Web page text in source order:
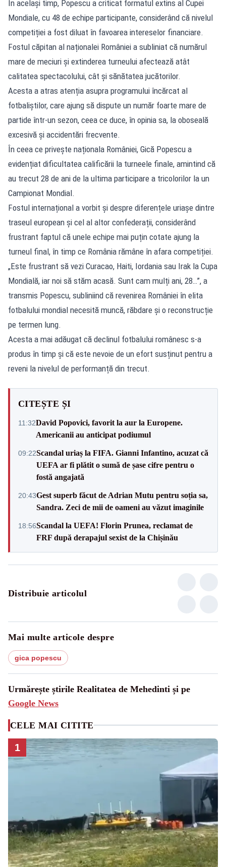
În același timp, Popescu a criticat formatul extins al Cupei
Mondiale, cu 48 de echipe participante, considerând că nivelul
competiției a fost diluat în favoarea intereselor financiare.
Fostul căpitan al naționalei României a subliniat că numărul
mare de meciuri și extinderea turneului afectează atât
calitatea spectacolului, cât și sănătatea jucătorilor.
Acesta a atras atenția asupra programului încărcat al
fotbaliștilor, care ajung să dispute un număr foarte mare de
partide într-un sezon, ceea ce duce, în opinia sa, la oboseală
excesivă și accidentări frecvente.
În ceea ce privește naționala României, Gică Popescu a
evidențiat dificultatea calificării la turneele finale, amintind că
au trecut 28 de ani de la ultima participare a tricolorilor la un
Campionat Mondial.
Fostul internațional a vorbit și despre diferențele uriașe dintre
traseul european și cel al altor confederații, considerând
frustrant faptul că unele echipe mai puțin cotate ajung la
turneul final, în timp ce România rămâne în afara competiției.
„Este frustrant să vezi Curacao, Haiti, Iordania sau Irak la Cupa
Mondială, iar noi să stăm acasă. Sunt cam mulți ani, 28…”, a
transmis Popescu, subliniind că revenirea României în elita
fotbalului mondial necesită muncă, răbdare și o reconstrucție
pe termen lung.
Acesta a mai adăugat că declinul fotbalului românesc s-a
produs în timp și că este nevoie de un efort susținut pentru a
reveni la nivelul de performanță din trecut.
CITEȘTE ȘI
11:32David Popovici, favorit la aur la Europene.
Americanii au anticipat podiumul
09:22Scandal uriaș la FIFA. Gianni Infantino, acuzat că
UEFA ar fi plătit o sumă de șase cifre pentru o
fostă angajată
20:43Gest superb făcut de Adrian Mutu pentru soția sa,
Sandra. Zeci de mii de oameni au văzut imaginile
18:56Scandal la UEFA! Florin Prunea, reclamat de
FRF după derapajul sexist de la Chișinău
Distribuie articolul
Mai multe articole despre
gica popescu
Urmărește știrile Realitatea de Mehedinti și pe
Google News
CELE MAI CITITE
1